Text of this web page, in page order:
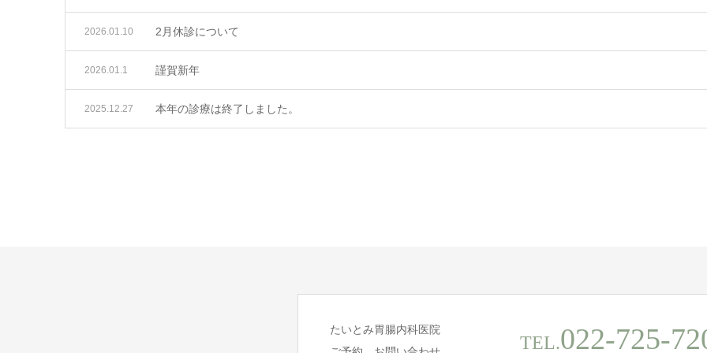
2月休診について
2026.01.10
謹賀新年
2026.01.1
本年の診療は終了しました。
2025.12.27
たいとみ胃腸内科医院
TEL.022-725-